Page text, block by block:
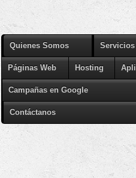
Quienes Somos
Páginas Web Hosting
Campañas en Google
Contáctanos